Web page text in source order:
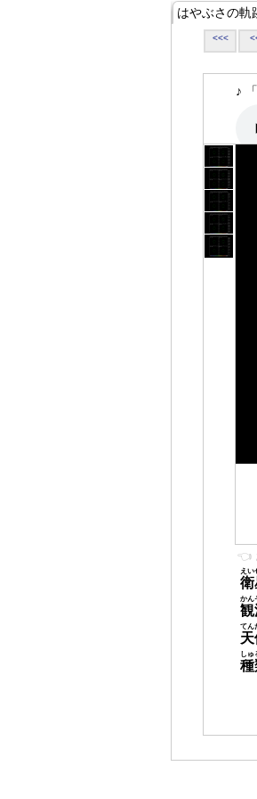
はやぶさの軌
<<<
♪
👈
衛
えい
観
かん
天
てん
種
しゅ